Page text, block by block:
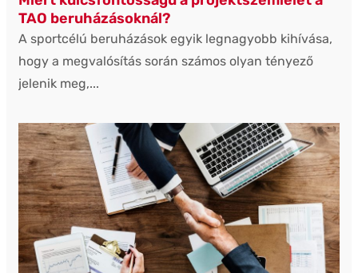
TAO beruházásoknál?
A sportcélú beruházások egyik legnagyobb kihívása,
hogy a megvalósítás során számos olyan tényező
jelenik meg,...